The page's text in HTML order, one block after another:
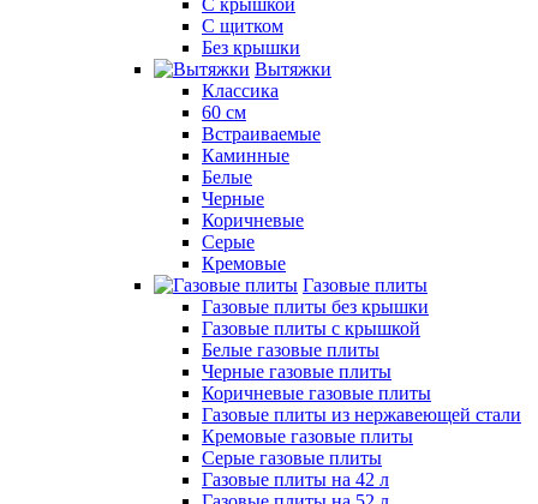
С крышкой
С щитком
Без крышки
Вытяжки
Классика
60 см
Встраиваемые
Каминные
Белые
Черные
Коричневые
Серые
Кремовые
Газовые плиты
Газовые плиты без крышки
Газовые плиты с крышкой
Белые газовые плиты
Черные газовые плиты
Коричневые газовые плиты
Газовые плиты из нержавеющей стали
Кремовые газовые плиты
Серые газовые плиты
Газовые плиты на 42 л